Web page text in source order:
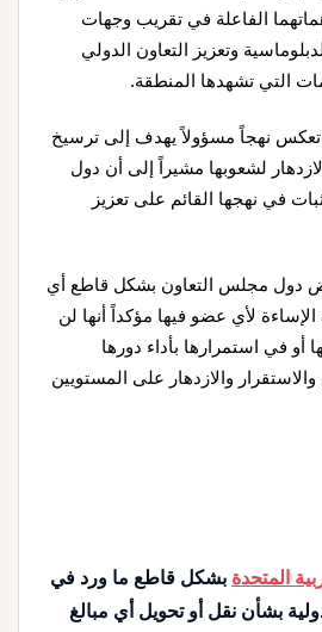
الفاعلة في تقريب وجهات
وتعزيز التعاون الدولي
التي تشهدها المنطقة.
نهجاً مسؤولاً يهدف إلى ترسيخ
لشعوبها مشيراً إلى أن دول
في نهجها القائم على تعزيز
دول مجلس التعاون بشكل قاطع أي
لأي عضو فيها مؤكداً أنها لن
أو في استمرارها بأداء دورها
والازدهار على المستويين
المتحدة بشكل قاطع ما ورد في
بشأن نقل أو تحويل أي مبالغ